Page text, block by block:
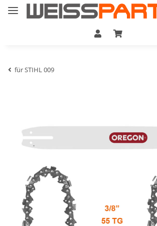
für STIHL 009